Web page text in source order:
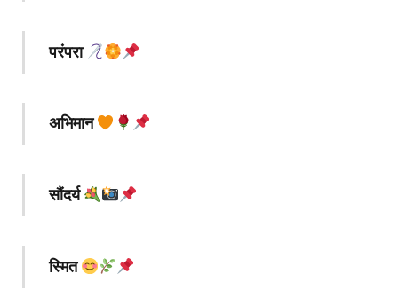
परंपरा
अभिमान
सौंदर्य
स्मित